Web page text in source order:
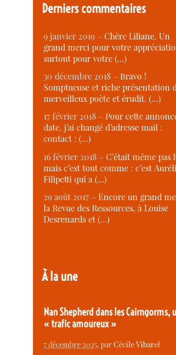
Derniers commentaires
9 janvier 2019 –Chère Liliane, Un
grand merci pour votre
surtout pour votre (…)
30 décembre 2018 –Bravo !
Somptueuse et riche présentation
merveilleux poète et érudit. (…)
17 février 2018 –Pour cette
date, j’ai changé d’adresse mail :
contact : (…)
16 février 2018 –C’était même pas
mais c’est tout comme : c’est
Filipetti qui a (…)
29 août 2017 –Encore un grand
la Revue des Ressources, à Louise
Desrenards et (…)
À la une
Nan Shepherd dans les Cairngorms,
« trafic amoureux »
7 décembre 2025, parCécile Vibarel